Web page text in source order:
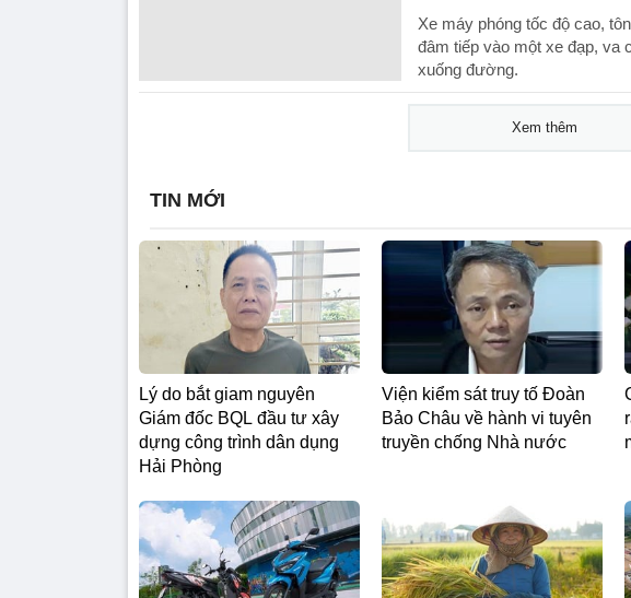
Xe máy phóng tốc độ cao,
đâm tiếp vào một xe đạp, va
xuống đường.
Xem thêm
TIN MỚI
Lý do bắt giam nguyên
Giám đốc BQL đầu tư xây
dựng công trình dân dụng
Hải Phòng
Viện kiểm sát truy tố Đoàn
Bảo Châu về hành vi tuyên
truyền chống Nhà nước